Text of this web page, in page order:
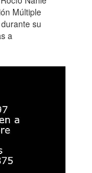
Múltiple
su
a